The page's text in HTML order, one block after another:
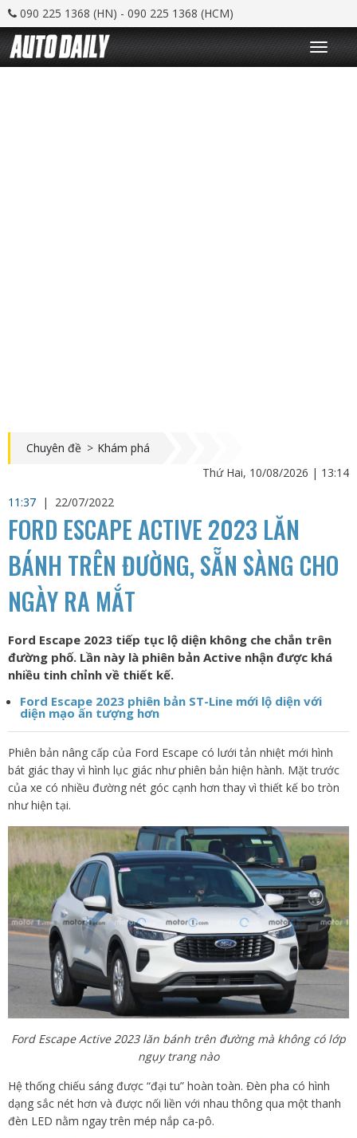
090 225 1368 (HN) - 090 225 1368 (HCM)
T
o
g
Chuyên đề > Khám phá
Thứ Hai, 10/08/2026 | 13:14
11:37 | 22/07/2022
FORD ESCAPE ACTIVE 2023 LĂN
BÁNH TRÊN ĐƯỜNG, SẴN SÀNG CHO
NGÀY RA MẮT
Ford Escape 2023 tiếp tục lộ diện không che chắn trên
đường phố. Lần này là phiên bản Active nhận được khá
nhiều tinh chỉnh về thiết kế.
Ford Escape 2023 phiên bản ST-Line mới lộ diện với
diện mạo ấn tượng hơn
Phiên bản nâng cấp của Ford Escape có lưới tản nhiệt mới hình
bát giác thay vì hình lục giác như phiên bản hiện hành. Mặt trước
của xe có nhiều đường nét góc cạnh hơn thay vì thiết kế bo tròn
như hiện tại.
Ford Escape Active 2023 lăn bánh trên đường mà không có lớp
ngụy trang nào
Hệ thống chiếu sáng được “đại tu” hoàn toàn. Đèn pha có hình
dạng sắc nét hơn và được nối liền với nhau thông qua một thanh
đèn LED nằm ngay trên mép nắp ca-pô.